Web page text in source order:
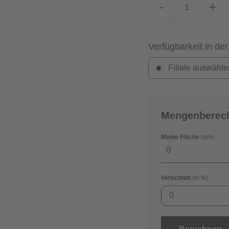
- +
Verfügbarkeit in
Filiale
Meine Fläche (qm)
Verschnitt (in %)
0